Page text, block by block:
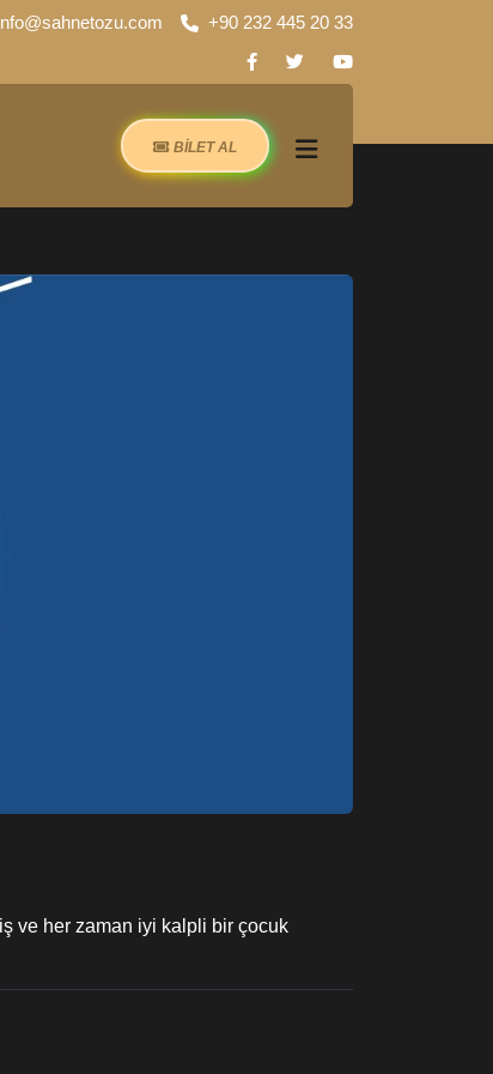
+90 232 445 20 33
BİLET AL
ve her zaman iyi kalpli bir çocuk